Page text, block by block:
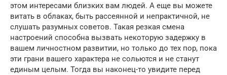
этом интересами близких вам людей. А еще вы можете
витать в облаках, быть рассеянной и непрактичной, не
слушать разумных советов. Такая резкая смена
настроений способна вызвать некоторую задержку в
вашем личностном развитии, но только до тех пор, пока
эти грани вашего характера не сольются и не станут
единым целым. Тогда вы наконец-то увидите перед